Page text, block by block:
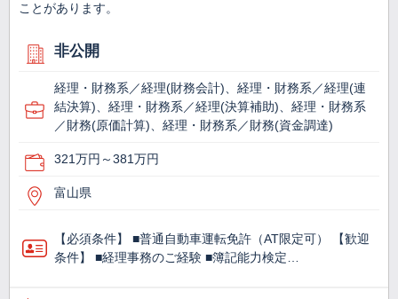
ことがあります。
非公開
経理・財務系／経理(財務会計)、経理・財務系／経理(連
結決算)、経理・財務系／経理(決算補助)、経理・財務系
／財務(原価計算)、経理・財務系／財務(資金調達)
321万円～381万円
富山県
【必須条件】 ■普通自動車運転免許（AT限定可） 【歓迎
条件】 ■経理事務のご経験 ■簿記能力検定…